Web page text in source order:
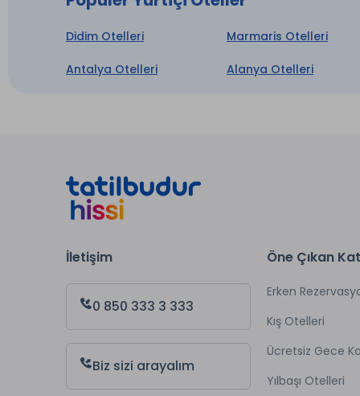
Wi-fi
Didim Otelleri Marmaris Otelleri
Antalya Otelleri Alanya Otelleri
İletişim
0 850 333 3 333
Biz sizi arayalım
Öne Çıkan
Erken
Kış Otelleri
Ücretsiz Gece
Yılbaşı Otelleri